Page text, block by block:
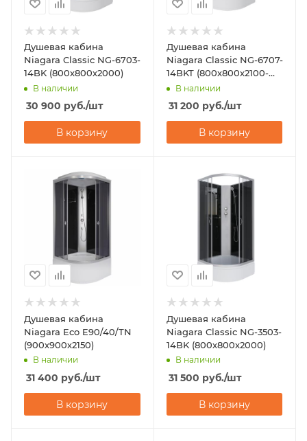
Душевая кабина
Niagara Classic NG-6703-
14BK (800х800х2000)
В наличии
30 900 руб./шт
В корзину
Душевая кабина
Niagara Classic NG-6707-
14BKT (800х800х2100-
2400)
В наличии
31 200 руб./шт
В корзину
Душевая кабина
Niagara Eco E90/40/TN
(900х900х2150)
В наличии
31 400 руб./шт
В корзину
Душевая кабина
Niagara Classic NG-3503-
14BK (800х800х2000)
В наличии
31 500 руб./шт
В корзину